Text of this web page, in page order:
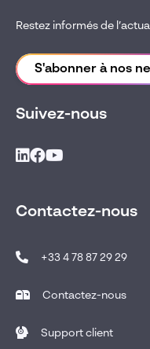
Restez informés de
S'abonner à nos
Suivez-nous
Contactez-nous
+33 4 78 87 29 29
Contactez-nous
Support client